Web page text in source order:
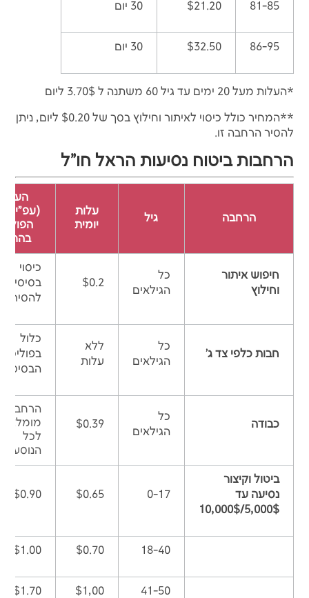
81-85
$21.20 30 יום
86-95
$32.50 30 יום
*העלות מעל 20 ימים עד גיל 60 משתנה ל 3.70$ ליום
**המחיר כולל כיסוי לאיתור וחילוץ בסך של $0.20 ליום, ניתן
להסיר הרחבה זו.
הרחבות ביטוח נסיעות הראל חו"ל
הרחבה גיל
עלות
יומית
(עפ"י
חיפוש איתור
וחילוץ
כל
הגילאים
$0.2
כיסוי
בסיסי
להסיר
חבות כלפי צד ג'
כל
הגילאים
ללא
עלות
כלול
בפוליסה
הבסיסית
כבודה
כל
הגילאים
$0.39
הרחבה
מומלצת
לכל
הנוסעים
ביטול וקיצור
נסיעה עד
5,000$/10,000$
0-17
$0.65
$0.90
18-40
$0.70
$1.00
41-50
$1,00
$1.70